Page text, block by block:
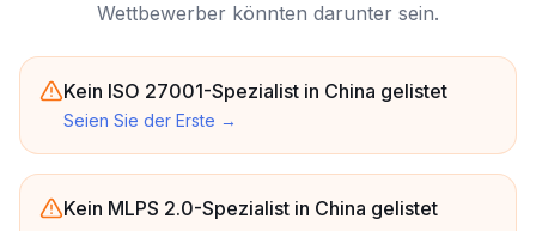
Wettbewerber könnten darunter sein.
Kein ISO 27001-Spezialist in China gelistet
Seien Sie der Erste →
Kein MLPS 2.0-Spezialist in China gelistet